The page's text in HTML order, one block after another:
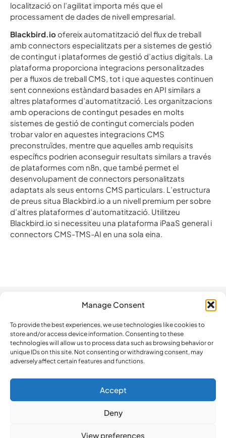
Manage Consent
To provide the best experiences, we use technologies like cookies to
store and/or access device information. Consenting to these
technologies will allow us to process data such as browsing behavior or
unique IDs on this site. Not consenting or withdrawing consent, may
adversely affect certain features and functions.
Accept
Deny
View preferences
localització on l’agilitat importa més que el
processament de dades de nivell empresarial.
Blackbird.ioofereix automatització del flux de treball
amb connectors especialitzats per a sistemes de gestió
de contingut i plataformes de gestió d’actius digitals. La
plataforma proporciona integracions personalitzades
per a fluxos de treball CMS, tot i que aquestes continuen
sent connexions estàndard basades en API similars a
altres plataformes d’automatització. Les organitzacions
amb operacions de contingut pesades en molts
sistemes de gestió de contingut comercials poden
trobar valor en aquestes integracions CMS
preconstruïdes, mentre que aquelles amb requisits
específics podrien aconseguir resultats similars a través
de plataformes com n8n, que també permet el
desenvolupament de connectors personalitzats
adaptats als seus entorns CMS particulars. L’estructura
de preus situa Blackbird.io a un nivell premium per sobre
d’altres plataformes d’automatització. Utilitzeu
Blackbird.io si necessiteu una plataforma iPaaS general i
connectors CMS-TMS-AI en una sola eina.
Plataforma
Software
Updates
Certification
Contacta amb
nosaltres
compare?
BeLazy vs.
Blackbird.io